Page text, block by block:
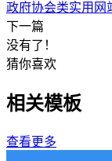
政府协会类实用网
下一篇
没有了！
猜你喜欢
相关模板
查看更多